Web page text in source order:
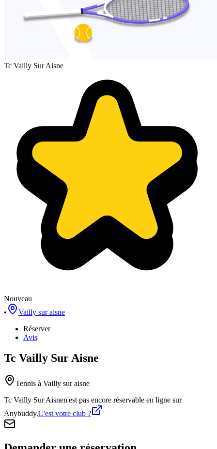
Tc Vailly Sur Aisne
Nouveau
•
Vailly sur aisne
Réserver
Avis
Tc Vailly Sur Aisne
Tennis à Vailly sur aisne
Tc Vailly Sur Aisnen'est pas encore réservable en ligne sur
Anybuddy.C'est votre club ?